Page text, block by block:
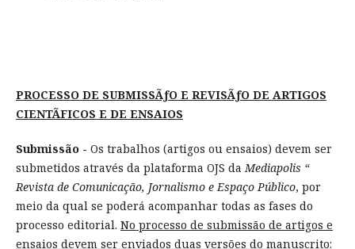
PROCESSO DE SUBMISSÃƒO E REVISÃƒO DE ARTIGOS
CIENTÃFICOS E DE ENSAIOS
Submissão - Os trabalhos (artigos ou ensaios) devem ser
submetidos através da plataforma OJS da Mediapolis “
Revista de Comunicação, Jornalismo e Espaço Público, por
meio da qual se poderá acompanhar todas as fases do
processo editorial. No processo de submissão de artigos e
ensaios devem ser enviados duas versões do manuscrito: